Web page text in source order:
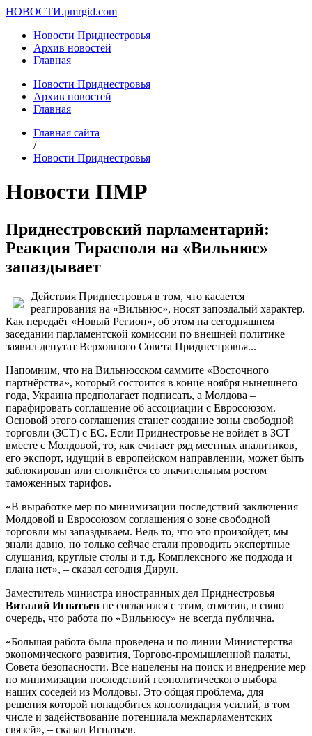
НОВОСТИ.pmrgid.com
Новости Приднестровья
Архив новостей
Главная
Новости Приднестровья
Архив новостей
Главная
Главная сайта
/
Новости Приднестровья
Новости ПМР
Приднестровский парламентарий:
Реакция Тирасполя на «Вильнюс»
запаздывает
Действия Приднестровья в том, что касается
реагирования на «Вильнюс», носят запоздалый характер.
Как передаёт «Новый Регион», об этом на сегодняшнем
заседании парламентской комиссии по внешней политике
заявил депутат Верховного Совета Приднестровья...
Напомним, что на Вильнюсском саммите «Восточного
партнёрства», который состоится в конце ноября нынешнего
года, Украина предполагает подписать, а Молдова –
парафировать соглашение об ассоциации с Евросоюзом.
Основой этого соглашения станет создание зоны свободной
торговли (ЗСТ) с ЕС. Если Приднестровье не войдёт в ЗСТ
вместе с Молдовой, то, как считает ряд местных аналитиков,
его экспорт, идущий в европейском направлении, может быть
заблокирован или столкнётся со значительным ростом
таможенных тарифов.
«В выработке мер по минимизации последствий заключения
Молдовой и Евросоюзом соглашения о зоне свободной
торговли мы запаздываем. Ведь то, что это произойдет, мы
знали давно, но только сейчас стали проводить экспертные
слушания, круглые столы и т.д. Комплексного же подхода и
плана нет», – сказал сегодня Дирун.
Заместитель министра иностранных дел Приднестровья
Виталий Игнатьев не согласился с этим, отметив, в свою
очередь, что работа по «Вильнюсу» не всегда публична.
«Большая работа была проведена и по линии Министерства
экономического развития, Торгово-промышленной палаты,
Совета безопасности. Все нацелены на поиск и внедрение мер
по минимизации последствий геополитического выбора
наших соседей из Молдовы. Это общая проблема, для
решения которой понадобится консолидация усилий, в том
числе и задействование потенциала межпарламентских
связей», – сказал Игнатьев.